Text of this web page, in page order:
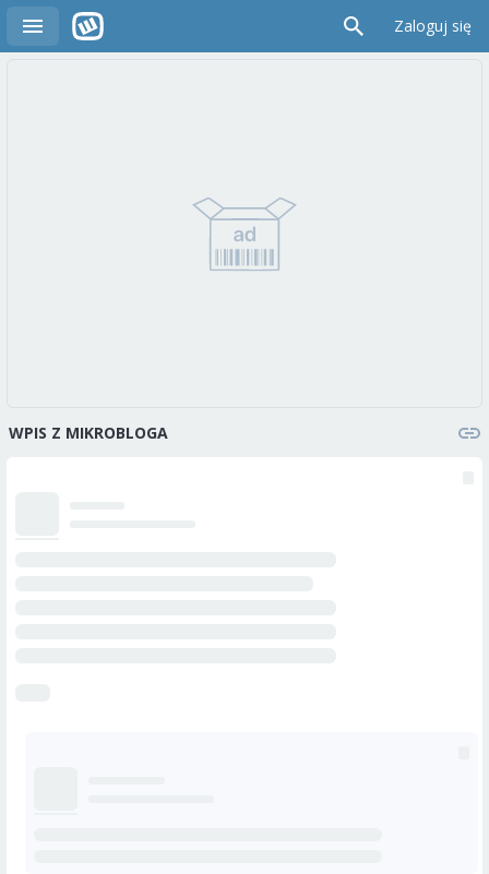
Zaloguj się
WPIS Z MIKROBLOGA